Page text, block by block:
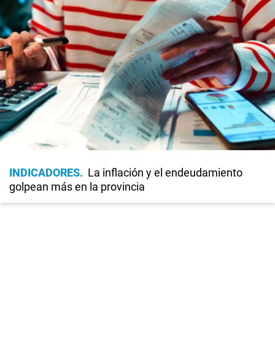
INDICADORES
La inflación y el endeudamiento
golpean más en la provincia